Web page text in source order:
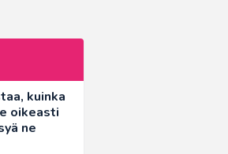
kuinka
oikeasti
ne